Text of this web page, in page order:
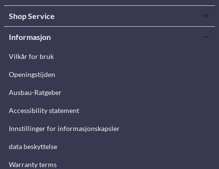
Shop Service
Informasjon
Vilkår for bruk
Openingstijden
Ausbau-Ratgeber
Accessibility statement
Innstillinger for informasjonskapsler
data beskyttelse
Warranty terms